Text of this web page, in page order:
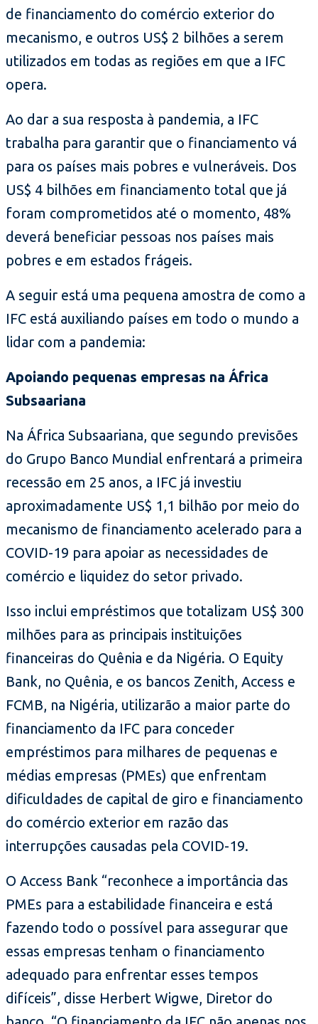
de financiamento do comércio exterior do
mecanismo, e outros US$ 2 bilhões a serem
utilizados em todas as regiões em que a IFC
opera.
Ao dar a sua resposta à pandemia, a IFC
trabalha para garantir que o financiamento vá
para os países mais pobres e vulneráveis. Dos
US$ 4 bilhões em financiamento total que já
foram comprometidos até o momento, 48%
deverá beneficiar pessoas nos países mais
pobres e em estados frágeis.
A seguir está uma pequena amostra de como a
IFC está auxiliando países em todo o mundo a
lidar com a pandemia:
Apoiando pequenas empresas na África
Subsaariana
Na África Subsaariana, que segundo previsões
do Grupo Banco Mundial enfrentará a primeira
recessão em 25 anos, a IFC já investiu
aproximadamente US$ 1,1 bilhão por meio do
mecanismo de financiamento acelerado para a
COVID-19 para apoiar as necessidades de
comércio e liquidez do setor privado.
Isso inclui empréstimos que totalizam US$ 300
milhões para as principais instituições
financeiras do Quênia e da Nigéria. O Equity
Bank, no Quênia, e os bancos Zenith, Access e
FCMB, na Nigéria, utilizarão a maior parte do
financiamento da IFC para conceder
empréstimos para milhares de pequenas e
médias empresas (PMEs) que enfrentam
dificuldades de capital de giro e financiamento
do comércio exterior em razão das
interrupções causadas pela COVID-19.
O Access Bank “reconhece a importância das
PMEs para a estabilidade financeira e está
fazendo todo o possível para assegurar que
essas empresas tenham o financiamento
adequado para enfrentar esses tempos
difíceis”, disse Herbert Wigwe, Diretor do